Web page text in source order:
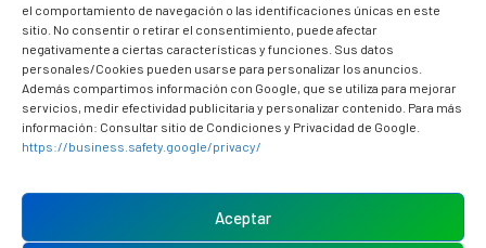
el comportamiento de navegación o las identificaciones únicas en este
sitio. No consentir o retirar el consentimiento, puede afectar
negativamente a ciertas características y funciones. Sus datos
personales/Cookies pueden usarse para personalizar los anuncios.
Además compartimos información con Google, que se utiliza para mejorar
servicios, medir efectividad publicitaria y personalizar contenido. Para más
información: Consultar sitio de Condiciones y Privacidad de Google.
https://business.safety.google/privacy/
Aceptar
Política de cookies (UE)